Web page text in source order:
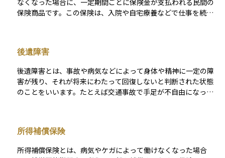
に加入していたかによって対象や支給額が異なります。これは
障害を抱えながらも暮らしていく人の経済的な支えとなる大切
なくなった場合に、一定期間ごとに保険金が支払われる民間の
保険商品です。この保険は、入院や自宅療養などで仕事を続け
フリーランスなど、収入の保障が不安定な人に特に注目されて
います。保障内容や支払期間、免責期間などは契約ごとに異な
るため、自分の職業やライフスタイルに合わせて選ぶことが大
切です。
後遺障害
後遺障害とは、事故や病気などによって身体や精神に一定の障
害が残り、それが将来にわたって回復しないと判断された状態
のことをいいます。たとえば交通事故で手足が不自由になった
できます。公的年金制度の中では、障害年金の認定に関係して
おり、等級に応じて支給額が変わる場合があります。生活への
影響が長期にわたるため、資産運用や生活設計においても重要
所得補償保険
所得補償保険とは、病気やケガによって働けなくなった場合